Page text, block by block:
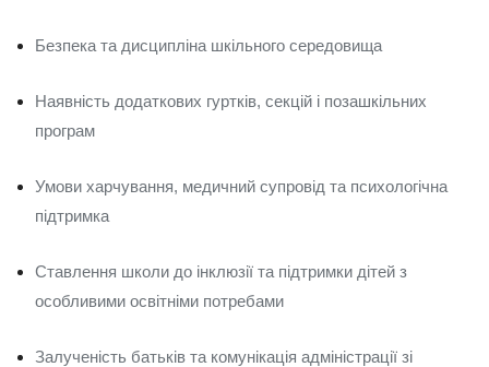
Безпека та дисципліна шкільного середовища
Наявність додаткових гуртків, секцій і позашкільних
програм
Умови харчування, медичний супровід та психологічна
підтримка
Ставлення школи до інклюзії та підтримки дітей з
особливими освітніми потребами
Залученість батьків та комунікація адміністрації зі